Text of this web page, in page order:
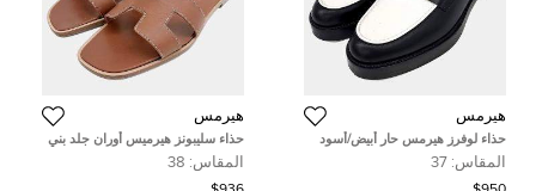
هيرمس
حذاء لوفرز هيرمس حار أبيض/أسود
جلد SHW مقاس 37
المقاس: 37
هيرمس
حذاء سليبونز هيرميس أوران جلد بني
مقاس 38
المقاس: 38